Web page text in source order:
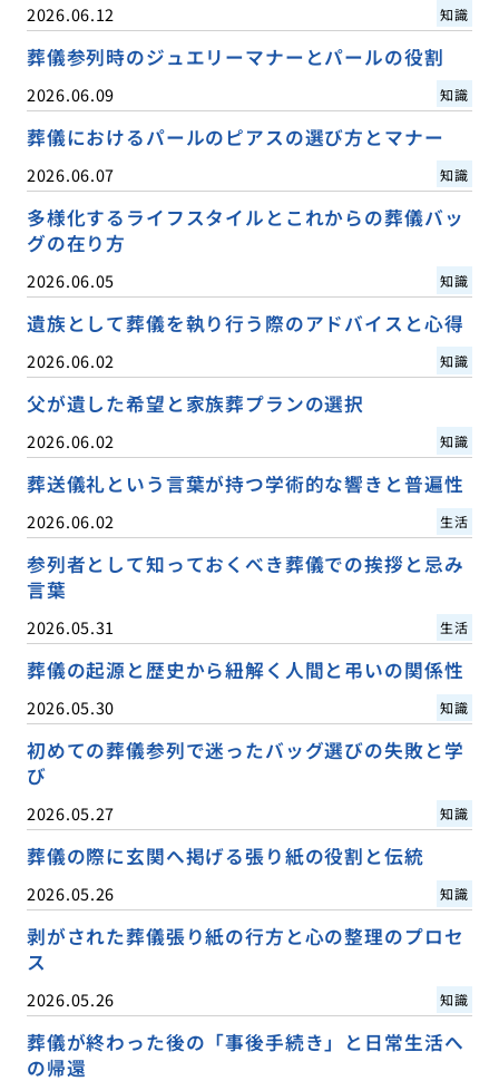
2026.06.12 知識
葬儀参列時のジュエリーマナーとパールの役割
2026.06.09 知識
葬儀におけるパールのピアスの選び方とマナー
2026.06.07 知識
多様化するライフスタイルとこれからの葬儀バッ
グの在り方
2026.06.05 知識
遺族として葬儀を執り行う際のアドバイスと心得
2026.06.02 知識
父が遺した希望と家族葬プランの選択
2026.06.02 知識
葬送儀礼という言葉が持つ学術的な響きと普遍性
2026.06.02 生活
参列者として知っておくべき葬儀での挨拶と忌み
言葉
2026.05.31 生活
葬儀の起源と歴史から紐解く人間と弔いの関係性
2026.05.30 知識
初めての葬儀参列で迷ったバッグ選びの失敗と学
び
2026.05.27 知識
葬儀の際に玄関へ掲げる張り紙の役割と伝統
2026.05.26 知識
剥がされた葬儀張り紙の行方と心の整理のプロセ
ス
2026.05.26 知識
葬儀が終わった後の「事後手続き」と日常生活へ
の帰還